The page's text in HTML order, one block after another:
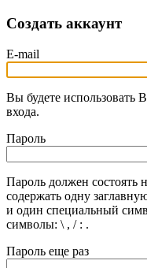
Создать аккаунт
E-mail
Вы будете использовать
входа.
Пароль
Пароль должен состоять
содержать одну
и один специальный
символы: \ , / : .
Пароль еще раз